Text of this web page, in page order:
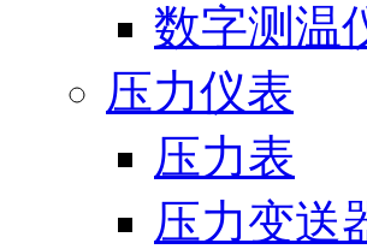
数字测温
压力仪表
压力表
压力变送